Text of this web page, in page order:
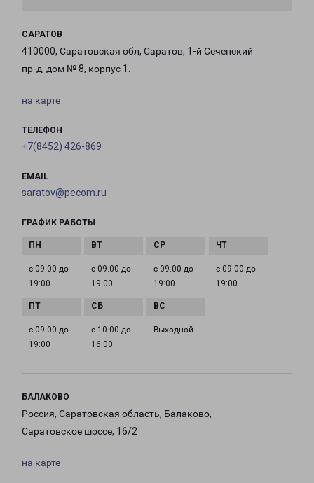
САРАТОВ
410000, Саратовская обл, Саратов, 1-й Сеченский
пр-д, дом № 8, корпус 1.
на карте
ТЕЛЕФОН
+7(8452) 426-869
EMAIL
saratov@pecom.ru
ГРАФИК РАБОТЫ
с 09:00 до
19:00
с 09:00 до
19:00
с 09:00 до
19:00
с 09:00 до
19:00
с 09:00 до
19:00
с 10:00 до
16:00
Выходной
БАЛАКОВО
Россия, Саратовская область, Балаково,
Саратовское шоссе, 16/2
на карте